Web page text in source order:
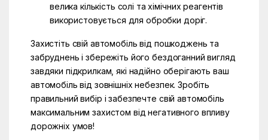
велика кількість солі та хімічних реагентів
використовується для обробки доріг.
Захистіть свій автомобіль від пошкоджень та
забруднень і збережіть його бездоганний вигляд
завдяки підкрилкам, які надійно оберігають ваш
автомобіль від зовнішніх небезпек. Зробіть
правильний вибір і забезпечте свій автомобіль
максимальним захистом від негативного впливу
дорожніх умов!